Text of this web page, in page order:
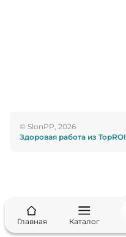
© SlonPP, 2026
Здоровая работа из TopROI
Главная Каталог